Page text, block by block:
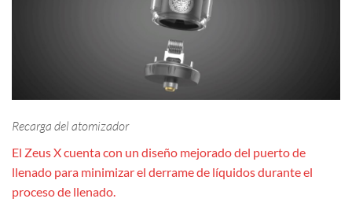
Recarga del atomizador
El Zeus X cuenta con un diseño mejorado del puerto de
llenado para minimizar el derrame de líquidos durante el
proceso de llenado.